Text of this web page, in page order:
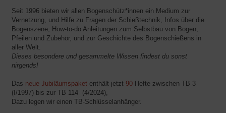
Seit 1996 bieten wir allen Bogenschütz*innen ein Medium zur
Vernetzung, und Hilfe zu Fragen der Schießtechnik, Infos über die
Bogenszene, How-to-do Anleitungen zum Selbstbau von Bogen,
Pfeilen und Zubehör, und zur Geschichte des Bogenschießens in
aller Welt.
Dieses besondere und gesammelte Wissen findest du sonst
nirgends!
Das neue Jubiläumspaket enthält jetzt 90 Hefte zwischen TB 3
(I/1997) bis zur TB 114 (4/2024),
Dazu legen wir einen TB-Schlüsselanhänger.